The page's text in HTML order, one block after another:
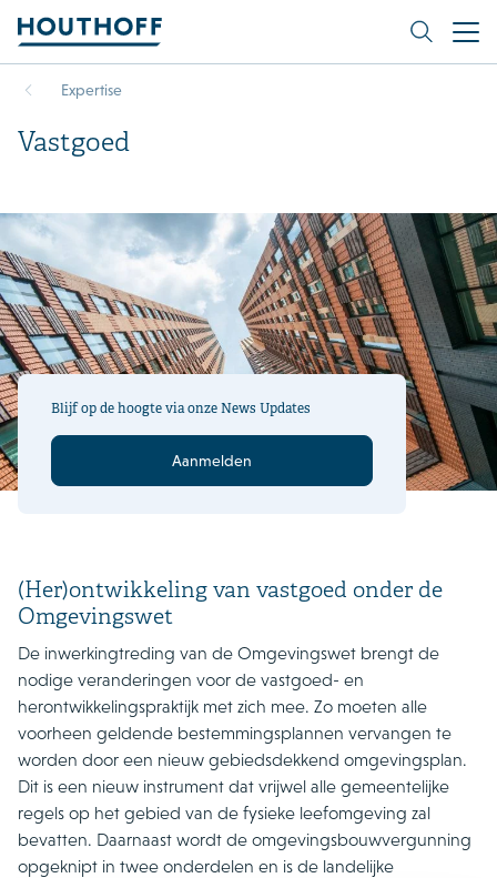
Expertise
Vastgoed
Blijf op de hoogte via onze News Updates
Aanmelden
(Her)ontwikkeling van vastgoed onder de
Omgevingswet
De inwerkingtreding van de Omgevingswet brengt de
nodige veranderingen voor de vastgoed- en
herontwikkelingspraktijk met zich mee. Zo moeten alle
voorheen geldende bestemmingsplannen vervangen te
worden door een nieuw gebiedsdekkend omgevingsplan.
Dit is een nieuw instrument dat vrijwel alle gemeentelijke
regels op het gebied van de fysieke leefomgeving zal
bevatten. Daarnaast wordt de omgevingsbouwvergunning
opgeknipt in twee onderdelen en is de landelijke